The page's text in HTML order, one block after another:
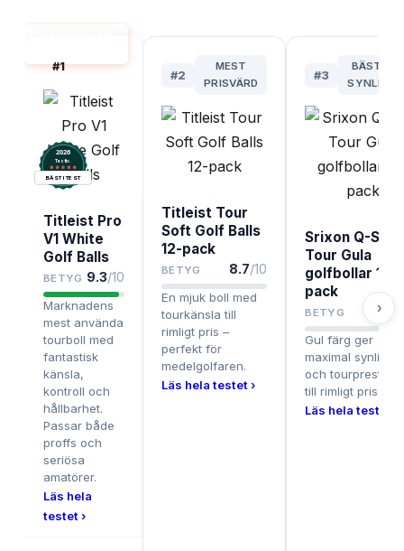
#1
2026
Testix.
BÄST I TEST
Titleist Pro
V1 White
Golf Balls
BETYG 9.3/10
Marknadens
mest använda
tourboll med
fantastisk
känsla,
kontroll och
hållbarhet.
Passar både
proffs och
seriösa
amatörer.
Läs hela
testet ›
#2
MEST
PRISVÄRD
Titleist Tour
Soft Golf Balls
12-pack
BETYG 8.7/10
En mjuk boll med
tourkänsla till
rimligt pris –
perfekt för
medelgolfaren.
Läs hela testet ›
#3
BÄST
Srixon Q-Star
Tour Gula
golfbollar 12-
pack
BETYG 8.5
Gul färg ger
maximal
och
till rimligt pris.
Läs hela testet ›
›